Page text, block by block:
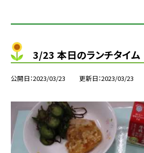
3/23 本日のランチタイム
公開日 2023/03/23 更新日 2023/03/23